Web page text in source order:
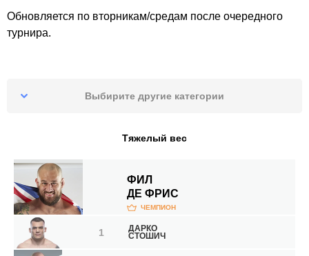
Обновляется по вторникам/средам после очередного
турнира.
Выбирите другие категории
Средний вес
Полусредний вес
Тяжелый вес
ФИЛ
ДЕ ФРИС
ЧЕМПИОН
1 ДАРКО
СТОШИЧ